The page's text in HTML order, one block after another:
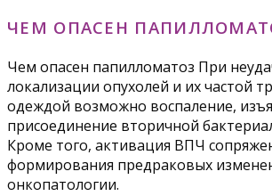
ЧЕМ ОПАСЕН
Чем опасен папилломатоз При
локализации опухолей и их частой
одеждой возможно воспаление,
присоединение вторичной
Кроме того, активация ВПЧ
формирования предраковых
онкопатологии.